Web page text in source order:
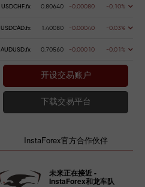
USDCHF.fx 0.80640 -0.00080 -0.10%
USDCAD.fx 1.40080 -0.00040 -0.03%
AUDUSD.fx 0.70560 -0.00010 -0.01%
开设交易账户
下载交易平台
InstaForex官方合作伙伴
未来正在接近 -
InstaForex和龙车队